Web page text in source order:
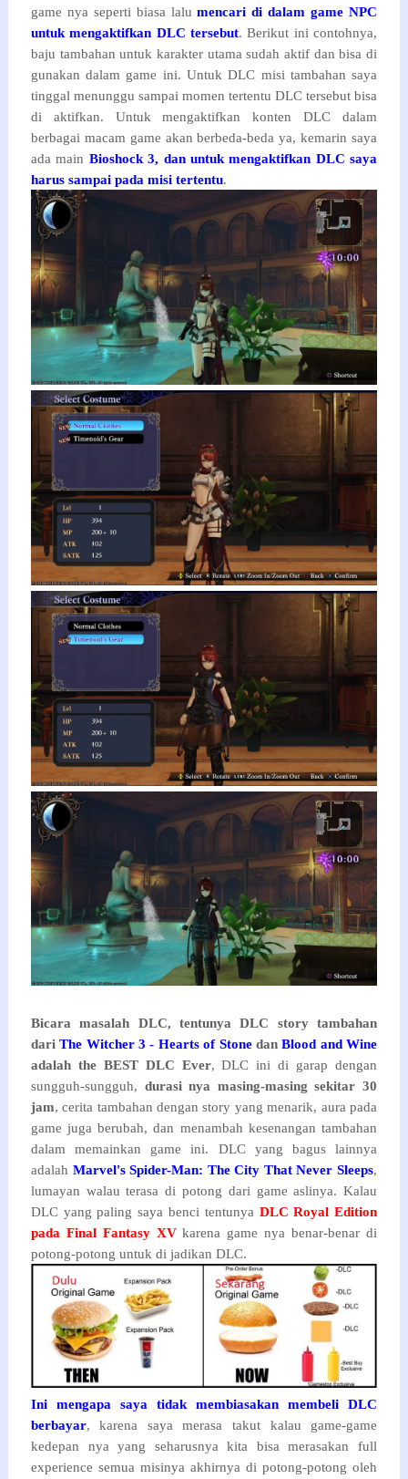
game nya seperti biasa lalumencari di dalam game NPC
untuk mengaktifkan DLC tersebut. Berikut ini contohnya,
baju tambahan untuk karakter utama sudah aktif dan bisa di
gunakan dalam game ini. Untuk DLC misi tambahan saya
tinggal menunggu sampai momen tertentu DLC tersebut bisa
di aktifkan. Untuk mengaktifkan konten DLC dalam
berbagai macam game akan berbeda-beda ya, kemarin saya
ada main Bioshock 3, dan untuk mengaktifkan DLC saya
harus sampai pada misi tertentu.
Bicara masalah DLC, tentunya DLC story tambahan
dariThe Witcher 3 - Hearts of Stone danBlood and Wine
adalah the BEST DLC Ever, DLC ini di garap dengan
sungguh-sungguh, durasi nya masing-masing sekitar 30
jam, cerita tambahan dengan story yang menarik, aura pada
game juga berubah, dan menambah kesenangan tambahan
dalam memainkan game ini. DLC yang bagus lainnya
adalah Marvel's Spider-Man: The City That Never Sleeps,
lumayan walau terasa di potong dari game aslinya. Kalau
DLC yang paling saya benci tentunya DLC Royal Edition
pada Final Fantasy XVkarena game nya benar-benar di
potong-potong untuk di jadikan DLC.
Ini mengapa saya tidak membiasakan membeli DLC
berbayar, karena saya merasa takut kalau game-game
kedepan nya yang seharusnya kita bisa merasakan full
experience semua misinya akhirnya di potong-potong oleh